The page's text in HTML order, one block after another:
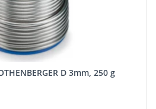
D 3mm, 250 g